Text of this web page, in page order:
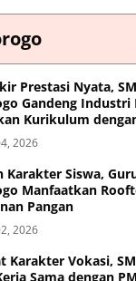
Prestasi Nyata,
Gandeng Industri
Kurikulum
2026
Karakter Siswa,
Manfaatkan
Pangan
2026
Karakter Vokasi,
Sama dengan